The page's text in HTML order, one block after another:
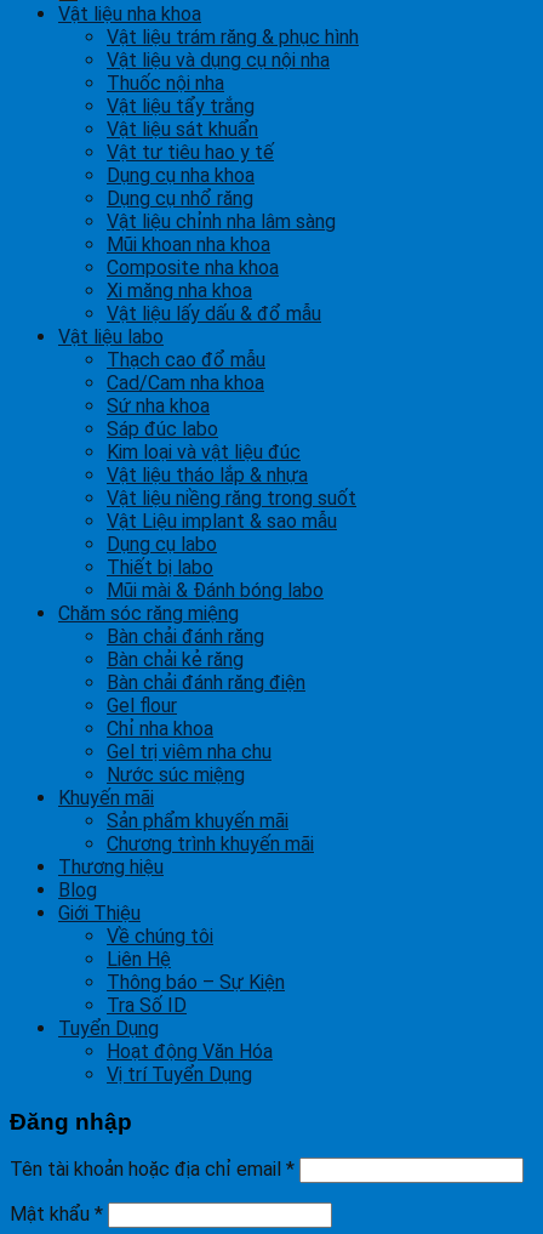
Vật liệu nha khoa
Vật liệu trám răng & phục hình
Vật liệu và dụng cụ nội nha
Thuốc nội nha
Vật liệu tẩy trắng
Vật liệu sát khuẩn
Vật tư tiêu hao y tế
Dụng cụ nha khoa
Dụng cụ nhổ răng
Vật liệu chỉnh nha lâm sàng
Mũi khoan nha khoa
Composite nha khoa
Xi măng nha khoa
Vật liệu lấy dấu & đổ mẫu
Vật liệu labo
Thạch cao đổ mẫu
Cad/Cam nha khoa
Sứ nha khoa
Sáp đúc labo
Kim loại và vật liệu đúc
Vật liệu tháo lắp & nhựa
Vật liệu niềng răng trong suốt
Vật Liệu implant & sao mẫu
Dụng cụ labo
Thiết bị labo
Mũi mài & Đánh bóng labo
Chăm sóc răng miệng
Bàn chải đánh răng
Bàn chải kẻ răng
Bàn chải đánh răng điện
Gel flour
Chỉ nha khoa
Gel trị viêm nha chu
Nước súc miệng
Khuyến mãi
Sản phẩm khuyến mãi
Chương trình khuyến mãi
Thương hiệu
Blog
Giới Thiệu
Về chúng tôi
Liên Hệ
Thông báo – Sự Kiện
Tra Số ID
Tuyển Dụng
Hoạt động Văn Hóa
Vị trí Tuyển Dụng
Đăng nhập
Tên tài khoản hoặc địa chỉ email *
Mật khẩu *